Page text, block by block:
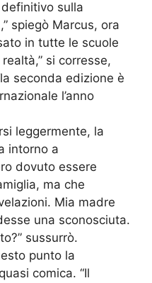
sulla
spiegò Marcus, ora
in tutte le scuole
si corresse,
seconda edizione è
l’anno
leggermente, la
intorno a
dovuto essere
ma che
Mia madre
una sconosciuta.
sussurrò.
punto la
comica. “Il